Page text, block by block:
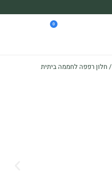
0
/ חלון רפפה לחממה ביתית